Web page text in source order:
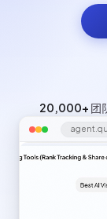
20,000+ 团